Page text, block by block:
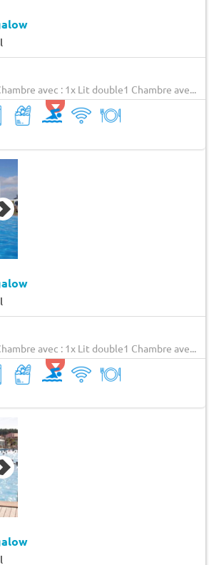
avec : 1x Lit double1 Chambre ave...
avec : 1x Lit double1 Chambre ave...